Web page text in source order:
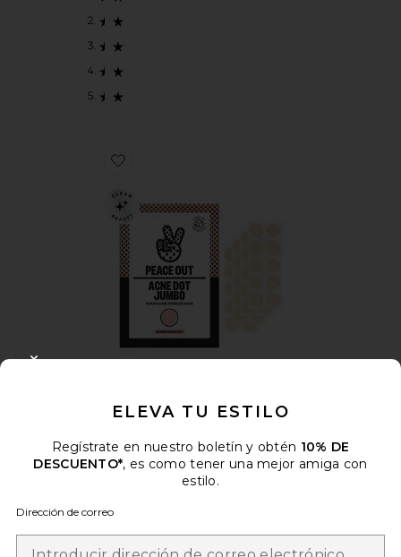
Favorite PARCHES DE ESPINILLAS SALICYLIC ACID
PARCHES DE ESPINILLAS
SALICYLIC ACID ACNE HEALING
ELEVA TU ESTILO
Regístrate en nuestro boletín y obtén 10% DE
DESCUENTO*, es como tener una mejor amiga con
estilo.
Dirección de correo